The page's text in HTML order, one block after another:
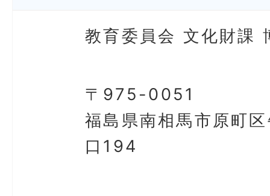
教育委員会 文化財課
〒975-0051
福島県南相馬市原町
口194